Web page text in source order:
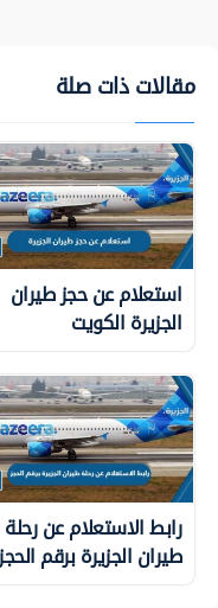
مقالات ذات صلة
استعلام عن حجز طيران
الجزيرة الكويت
رابط الاستعلام عن رحلة
طيران الجزيرة برقم